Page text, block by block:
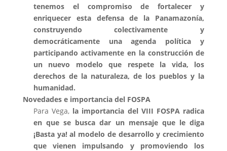
tenemos el compromiso de fortalecer y
enriquecer esta defensa de la Panamazonía,
construyendo colectivamente y
democráticamente una agenda política y
participando activamente en la construcción de
un nuevo modelo que respete la vida, los
derechos de la naturaleza, de los pueblos y la
humanidad.
Novedades e importancia del FOSPA
Para Vega, la importancia del VIII FOSPA radica
en que se busca dar un mensaje que le diga
¡Basta ya! al modelo de desarrollo y crecimiento
que vienen impulsando y promoviendo los